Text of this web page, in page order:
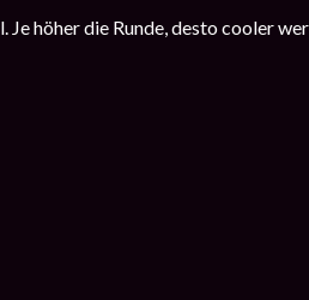
höher die Runde, desto cooler